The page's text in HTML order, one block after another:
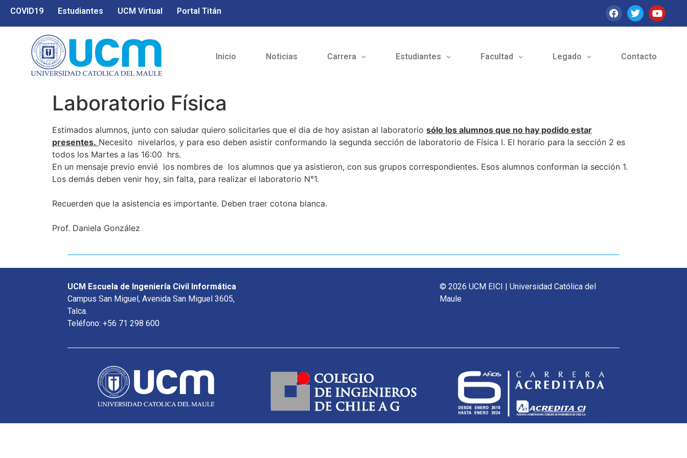
COVID19 Estudiantes UCM Virtual Portal Titán
Inicio Noticias Carrera Estudiantes Facultad Legado Contacto
Laboratorio Física
Estimados alumnos, junto con saludar quiero solicitarles que el dia de hoy asistan al laboratorio sólo los alumnos que no hay podido estar
presentes. Necesito nivelarlos, y para eso deben asistir conformando la segunda sección de laboratorio de Física I. El horario para la sección 2 es
todos los Martes a las 16:00 hrs.
En un mensaje previo envié los nombres de los alumnos que ya asistieron, con sus grupos correspondientes. Esos alumnos conforman la sección 1.
Los demás deben venir hoy, sin falta, para realizar el laboratorio N°1.
Recuerden que la asistencia es importante. Deben traer cotona blanca.
Prof. Daniela González
UCM Escuela de Ingeniería Civil Informática
Campus San Miguel, Avenida San Miguel 3605,
Talca.
Teléfono: +56 71 298 600
© 2026 UCM EICI | Universidad Católica del
Maule